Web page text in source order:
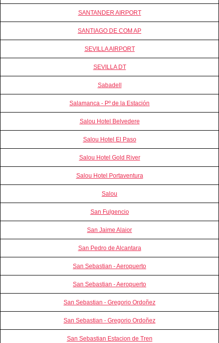
SANTANDER AIRPORT
SANTIAGO DE COM AP
SEVILLA AIRPORT
SEVILLA DT
Sabadell
Salamanca - Pº de la Estación
Salou Hotel Belvedere
Salou Hotel El Paso
Salou Hotel Gold River
Salou Hotel Portaventura
Salou
San Fulgencio
San Jaime Alaior
San Pedro de Alcantara
San Sebastian - Aeropuerto
San Sebastian - Aeropuerto
San Sebastian - Gregorio Ordoñez
San Sebastian - Gregorio Ordoñez
San Sebastian Estacion de Tren